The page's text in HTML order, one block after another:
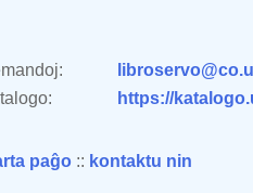
https://
paĝo :: kontaktu nin